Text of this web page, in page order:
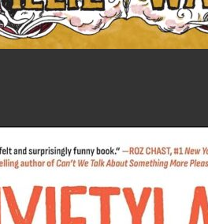
- Tillie Walden